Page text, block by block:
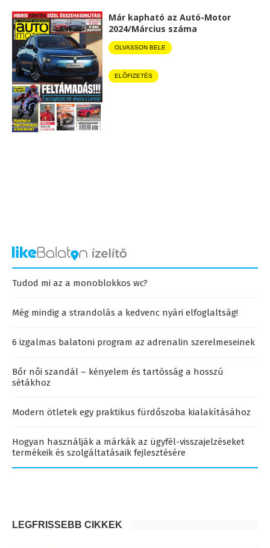
Már kapható az Autó-Motor
2024/Március száma
OLVASSON BELE
ELŐFIZETÉS
Tudod mi az a monoblokkos wc?
Még mindig a strandolás a kedvenc nyári elfoglaltság!
6 izgalmas balatoni program az adrenalin szerelmeseinek
Bőr női szandál – kényelem és tartósság a hosszú
sétákhoz
Modern ötletek egy praktikus fürdőszoba kialakításához
Hogyan használják a márkák az ügyfél-visszajelzéseket
termékeik és szolgáltatásaik fejlesztésére
LEGFRISSEBB CIKKEK